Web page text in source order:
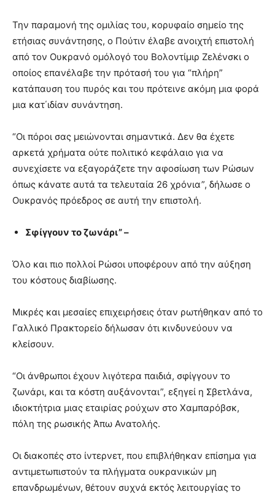
Την παραμονή της ομιλίας του, κορυφαίο σημείο της
ετήσιας συνάντησης, ο Πούτιν έλαβε ανοιχτή επιστολή
από τον Ουκρανό ομόλογό του Βολοντίμιρ Ζελένσκι ο
οποίος επανέλαβε την πρότασή του για “πλήρη”
κατάπαυση του πυρός και του πρότεινε ακόμη μια φορά
μια κατ΄ιδίαν συνάντηση.
“Οι πόροι σας μειώνονται σημαντικά. Δεν θα έχετε
αρκετά χρήματα ούτε πολιτικό κεφάλαιο για να
συνεχίσετε να εξαγοράζετε την αφοσίωση των Ρώσων
όπως κάνατε αυτά τα τελευταία 26 χρόνια”, δήλωσε ο
Ουκρανός πρόεδρος σε αυτή την επιστολή.
Σφίγγουν το ζωνάρι” –
Όλο και πιο πολλοί Ρώσοι υποφέρουν από την αύξηση
του κόστους διαβίωσης.
Μικρές και μεσαίες επιχειρήσεις όταν ρωτήθηκαν από το
Γαλλικό Πρακτορείο δήλωσαν ότι κινδυνεύουν να
κλείσουν.
“Οι άνθρωποι έχουν λιγότερα παιδιά, σφίγγουν το
ζωνάρι, και τα κόστη αυξάνονται”, εξηγεί η Σβετλάνα,
ιδιοκτήτρια μιας εταιρίας ρούχων στο Χαμπαρόβσκ,
πόλη της ρωσικής Άπω Ανατολής.
Οι διακοπές στο ίντερνετ, που επιβλήθηκαν επίσημα για
αντιμετωπιστούν τα πλήγματα ουκρανικών μη
επανδρωμένων, θέτουν συχνά εκτός λειτουργίας το